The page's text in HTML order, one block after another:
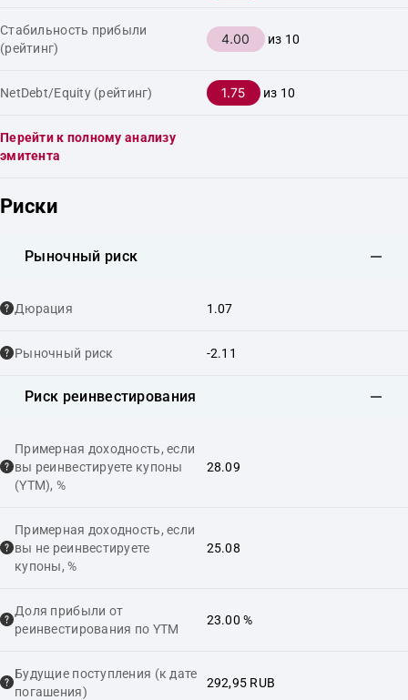
Стабильность прибыли
(рейтинг)
4.00 из 10
NetDebt/Equity (рейтинг) 1.75 из 10
Перейти к полному анализу
эмитента
Риски
Рыночный риск
Дюрация 1.07
Рыночный риск -2.11
Риск реинвестирования
Примерная доходность, если
вы реинвестируете купоны
(YTM), %
28.09
Примерная доходность, если
вы не реинвестируете
купоны, %
25.08
Доля прибыли от
реинвестирования по YTM
23.00 %
Будущие поступления (к дате
погашения)
292,95 RUB